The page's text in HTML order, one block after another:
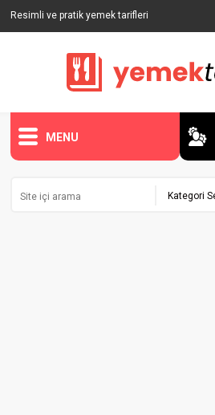
Resimli ve pratik yemek tarifleri
MENU